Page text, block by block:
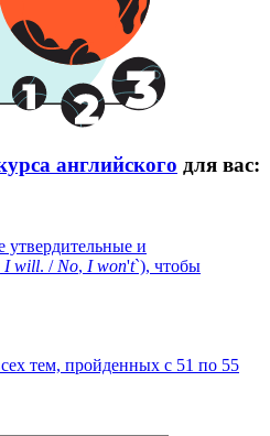
английского для вас:
утвердительные и
I will. /No, I won't`), чтобы
тем, пройденных с 51 по 55